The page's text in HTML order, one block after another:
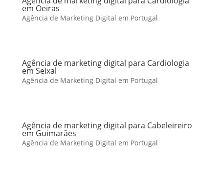
em Oeiras
Agência de Marketing Digital em Portugal
Agência de marketing digital para Cardiologia
em Seixal
Agência de Marketing Digital em Portugal
Agência de marketing digital para Cabeleireiro
em Guimarães
Agência de Marketing Digital em Portugal